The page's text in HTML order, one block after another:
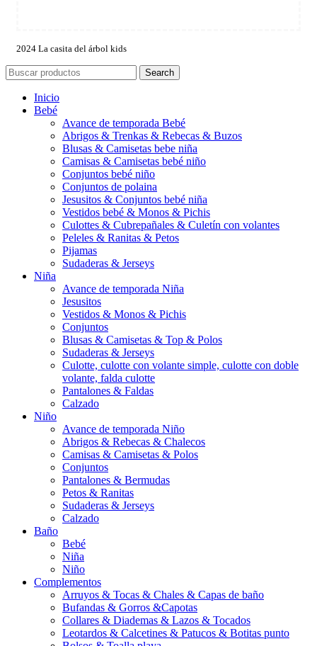
2024 La casita del árbol kids
Search
Inicio
Bebé
Avance de temporada Bebé
Abrigos & Trenkas & Rebecas & Buzos
Blusas & Camisetas bebe niña
Camisas & Camisetas bebé niño
Conjuntos bebé niño
Conjuntos de polaina
Jesusitos & Conjuntos bebé niña
Vestidos bebé & Monos & Pichis
Culottes & Cubrepañales & Culetín con volantes
Peleles & Ranitas & Petos
Pijamas
Sudaderas & Jerseys
Niña
Avance de temporada Niña
Jesusitos
Vestidos & Monos & Pichis
Conjuntos
Blusas & Camisetas & Top & Polos
Sudaderas & Jerseys
Culotte, culotte con volante simple, culotte con doble
volante, falda culotte
Pantalones & Faldas
Calzado
Niño
Avance de temporada Niño
Abrigos & Rebecas & Chalecos
Camisas & Camisetas & Polos
Conjuntos
Pantalones & Bermudas
Petos & Ranitas
Sudaderas & Jerseys
Calzado
Baño
Bebé
Niña
Niño
Complementos
Arruyos & Tocas & Chales & Capas de baño
Bufandas & Gorros &Capotas
Collares & Diademas & Lazos & Tocados
Leotardos & Calcetines & Patucos & Botitas punto